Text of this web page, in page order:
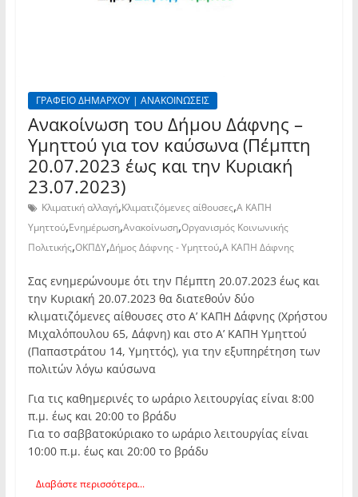
ΓΡΑΦΕΙΟ ΔΗΜΑΡΧΟΥ | ΑΝΑΚΟΙΝΩΣΕΙΣ
Ανακοίνωση του Δήμου Δάφνης –
Υμηττού για τον καύσωνα (Πέμπτη
20.07.2023 έως και την Κυριακή
23.07.2023)
Κλιματική αλλαγή,Κλιματιζόμενες αίθουσες,Α ΚΑΠΗ
Υμηττού,Ενημέρωση,Ανακοίνωση,Οργανισμός Κοινωνικής
Πολιτικής,ΟΚΠΔΥ,Δήμος Δάφνης - Υμηττού,Α ΚΑΠΗ Δάφνης
Σας ενημερώνουμε ότι την Πέμπτη 20.07.2023 έως και
την Κυριακή 20.07.2023 θα διατεθούν δύο
κλιματιζόμενες αίθουσες στο Α’ ΚΑΠΗ Δάφνης (Χρήστου
Μιχαλόπουλου 65, Δάφνη) και στο Α’ ΚΑΠΗ Υμηττού
(Παπαστράτου 14, Υμηττός), για την εξυπηρέτηση των
πολιτών λόγω καύσωνα
Για τις καθημερινές το ωράριο λειτουργίας είναι 8:00
π.μ. έως και 20:00 το βράδυ
Για το σαββατοκύριακο το ωράριο λειτουργίας είναι
10:00 π.μ. έως και 20:00 το βράδυ
Διαβάστε περισσότερα...